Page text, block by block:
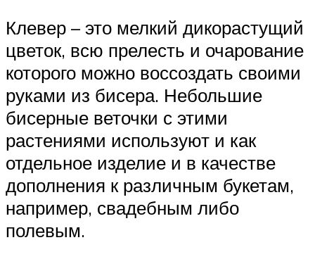
Клевер – это мелкий дикорастущий
цветок, всю прелесть и очарование
которого можно воссоздать своими
руками из бисера. Небольшие
бисерные веточки с этими
растениями используют и как
отдельное изделие и в качестве
дополнения к различным букетам,
например, свадебным либо
полевым.